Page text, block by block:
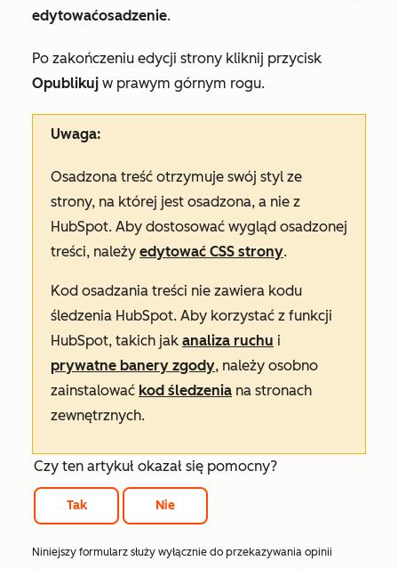
edytowaćosadzenie.
Po zakończeniu edycji strony kliknij przycisk
Opublikuj w prawym górnym rogu.
Uwaga:
Osadzona treść otrzymuje swój styl ze
strony, na której jest osadzona, a nie z
HubSpot. Aby dostosować wygląd osadzonej
treści, należy edytować CSS strony.
Kod osadzania treści nie zawiera kodu
śledzenia HubSpot. Aby korzystać z funkcji
HubSpot, takich jak analiza ruchu i
prywatne banery zgody, należy osobno
zainstalować kod śledzenia na stronach
zewnętrznych.
Czy ten artykuł okazał się pomocny?
Tak Nie
Niniejszy formularz służy wyłącznie do przekazywania opinii